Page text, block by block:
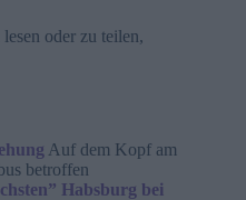
oder zu teilen,
Auf dem Kopf am
betroffen
Habsburg bei